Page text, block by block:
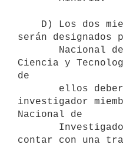
serán designados
Ciencia y
de
investigador
Nacional de
contar con una